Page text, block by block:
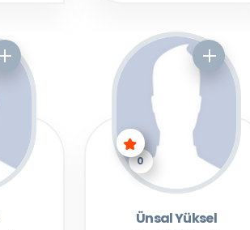
0
Ünsal Yüksel